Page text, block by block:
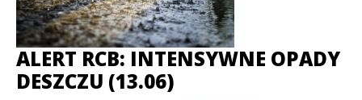
ALERT RCB: INTENSYWNE OPADY
DESZCZU (13.06)